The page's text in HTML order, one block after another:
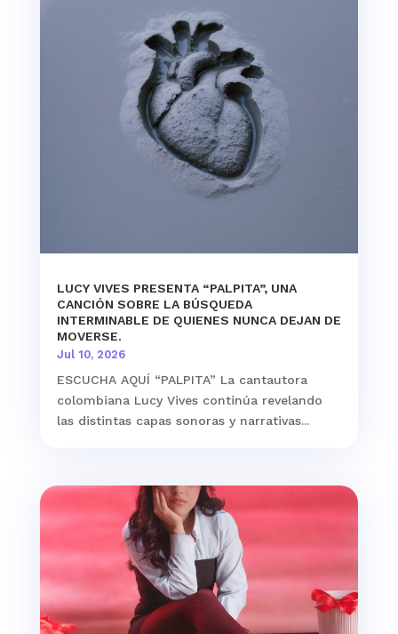
LUCY VIVES PRESENTA “PALPITA”, UNA
CANCIÓN SOBRE LA BÚSQUEDA
INTERMINABLE DE QUIENES NUNCA DEJAN DE
MOVERSE.
Jul 10, 2026
ESCUCHA AQUÍ “PALPITA” La cantautora
colombiana Lucy Vives continúa revelando
las distintas capas sonoras y narrativas...